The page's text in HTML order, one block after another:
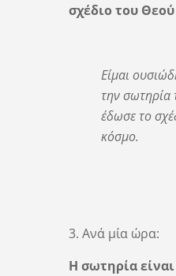
σχέδιο του
Είμαι
την σωτηρία
έδωσε το
κόσμο.
3. Ανά μία ώρα:
Η σωτηρία